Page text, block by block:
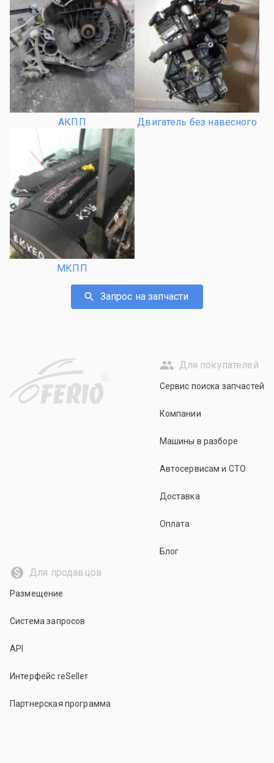
АКПП Двигатель без навесного
МКПП
Запрос на запчасти
R
Для покупателей
Сервис поиска запчастей
Компании
Машины в разборе
Автосервисам и СТО
Доставка
Оплата
Блог
Для продавцов
Размещение
Система запросов
API
Интерфейс reSeller
Партнерская программа